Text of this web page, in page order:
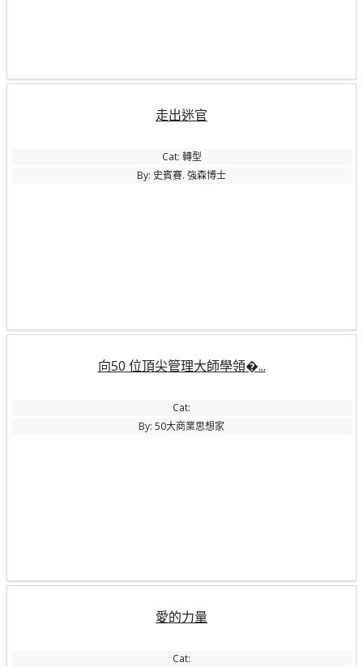
走出迷官
Cat: 轉型
By: 史賓賽. 強森博士
向50 位頂尖管理大師學領�...
Cat:
By: 50大商業思想家
愛的力量
Cat: